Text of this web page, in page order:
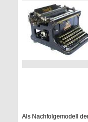
Als Nachfolgemodell